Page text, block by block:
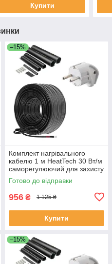
Купити
–15%
Комплект нагрівального
кабелю 1 м HeatTech 30 Вт/м
саморегулюючий для захисту
покрівлі труб водостоку
Готово до відправки
956 ₴ 1 125 ₴
Купити
–15%